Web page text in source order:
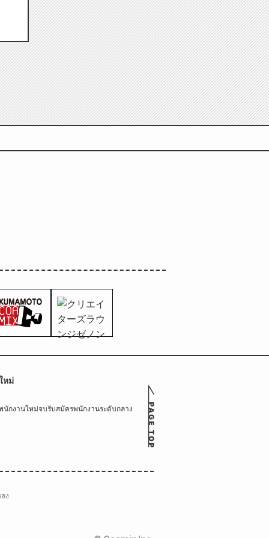
หม่
นักงานใหม่จบรับสมัครพนักงานระดับกลาง
ง